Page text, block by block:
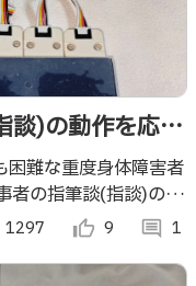
)の動作を応用
疎通が可能な
困難な重度身体障害者
者の指筆談(指談)の動
しPCやタブレット等
1297 thumb_up_alt 9 comment 1